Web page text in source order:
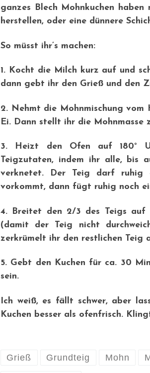
ganzes Blech Mohnkuchen
herstellen, oder eine dünnere
So müsst ihr’s machen:
1. Kocht die Milch kurz auf und
dann gebt ihr den Grieß und den
2. Nehmt die Mohnmischung
Ei. Dann stellt ihr die Mohnmasse
3. Heizt den Ofen auf 180°
Teigzutaten, indem ihr alle, bis
verknetet. Der Teig darf ruhig
vorkommt, dann fügt ruhig noch
4. Breitet den 2/3 des Teigs auf
(damit der Teig nicht
zerkrümelt ihr den restlichen Teig
5. Gebt den Kuchen für ca. 30
sein.
Ich weiß, es fällt schwer, aber
Kuchen besser als ofenfrisch.
Grieß Grundteig Mohn